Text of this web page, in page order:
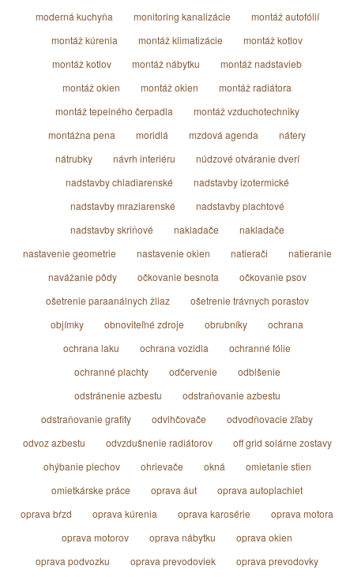
moderná kuchyňa
monitoring kanalizácie
montáž autofólií
montáž kúrenia
montáž klimatizácie
montáž kotlov
montáž kotlov
montáž nábytku
montáž nadstavieb
montáž okien
montáž okien
montáž radiátora
montáž tepelného čerpadla
montáž vzduchotechniky
montážna pena
moridlá mzdová agenda
nátery
nátrubky
návrh interiéru
núdzové otváranie dverí
nadstavby chladiarenské
nadstavby izotermické
nadstavby mraziarenské
nadstavby plachtové
nadstavby skriňové
nakladače
nakladače
nastavenie geometrie
nastavenie okien natierači
natieranie
navážanie pôdy
očkovanie besnota
očkovanie psov
ošetrenie paraanálnych žliaz
ošetrenie trávnych porastov
objímky
obnoviteľné zdroje obrubníky
ochrana
ochrana laku
ochrana vozidla
ochranné fólie
ochranné plachty
odčervenie
odblšenie
odstránenie azbestu
odstraňovanie azbestu
odstraňovanie grafity
odvlhčovače
odvodňovacie žľaby
odvoz azbestu
odvzdušnenie radiátorov
off grid solárne zostavy
ohýbanie plechov
ohrievače okná
omietanie stien
omietkárske práce
oprava áut
oprava autoplachiet
oprava bŕzd
oprava kúrenia oprava karosérie
oprava motora
oprava motorov
oprava nábytku
oprava okien
oprava podvozku
oprava prevodoviek
oprava prevodovky